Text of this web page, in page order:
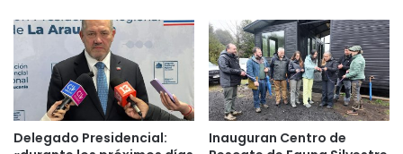
a
n
a
n
s
e
Delegado Presidencial:
Inauguran Centro de